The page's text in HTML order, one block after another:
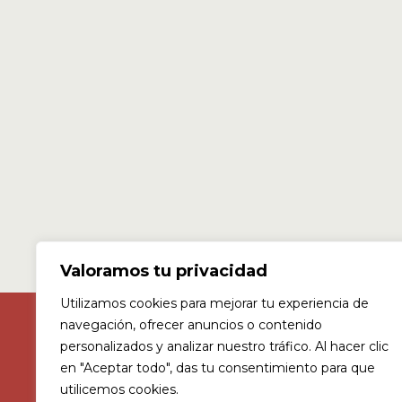
Valoramos tu privacidad
Utilizamos cookies para mejorar tu experiencia de
navegación, ofrecer anuncios o contenido
personalizados y analizar nuestro tráfico. Al hacer clic
en "Aceptar todo", das tu consentimiento para que
utilicemos cookies.
c/ Agricultura 1, Jerez, Spain 11407